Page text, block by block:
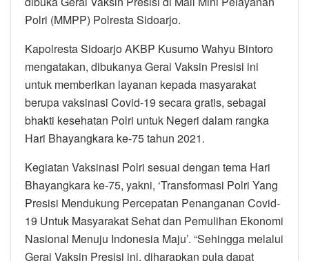
Polri (MMPP) Polresta Sidoarjo.
Kapolresta Sidoarjo AKBP Kusumo Wahyu Bintoro
mengatakan, dibukanya Gerai Vaksin Presisi ini
untuk memberikan layanan kepada masyarakat
berupa vaksinasi Covid-19 secara gratis, sebagai
bhakti kesehatan Polri untuk Negeri dalam rangka
Hari Bhayangkara ke-75 tahun 2021.
Kegiatan Vaksinasi Polri sesuai dengan tema Hari
Bhayangkara ke-75, yakni, ‘Transformasi Polri Yang
Presisi Mendukung Percepatan Penanganan Covid-
19 Untuk Masyarakat Sehat dan Pemulihan Ekonomi
Nasional Menuju Indonesia Maju’. “Sehingga melalui
Gerai Vaksin Presisi ini, diharapkan pula dapat